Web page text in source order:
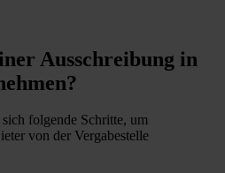
Ausschreibung in
folgende Schritte, um
von der Vergabestelle